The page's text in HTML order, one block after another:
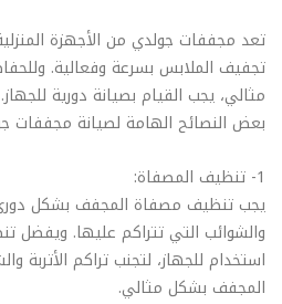
تعد مجففات جولدي من الأجهزة
تجفيف الملابس بسرعة وفعالية.
مثالي، يجب القيام بصيانة دورية
بعض النصائح الهامة لصيانة مجففات
1- تنظيف المصفاة:
يجب تنظيف مصفاة المجفف بشكل
والشوائب التي تتراكم عليها. ويفضل
استخدام للجهاز، لتجنب تراكم الأتربة
المجفف بشكل مثالي.